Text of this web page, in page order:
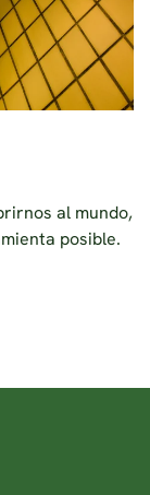
al mundo,
posible.